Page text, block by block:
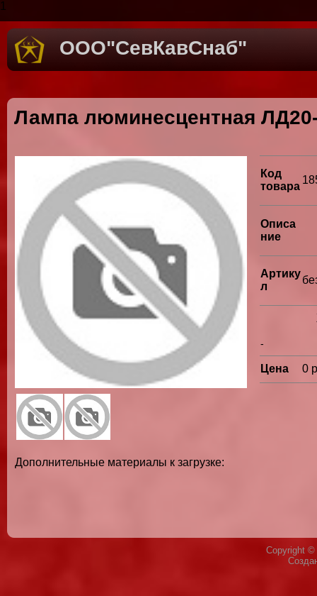
1
ООО"СевКавСнаб"
Лампа люминесцентная
Дополнительные материалы к загрузке:
Код
товара
Описа
ние
Артику
л
-
Цена 0
Copyright